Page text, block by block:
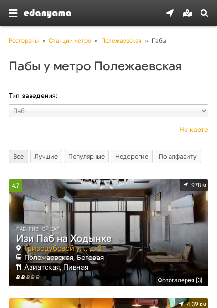
Рестораны » Станции метро » Полежаевская » Пабы
Пабы у метро Полежаевская
Тип заведения:
На карте
Все Лучшие Популярные Недорогие По алфавиту
4.7
Фотогалерея [3]
978 м
ПАБ, ПИВНОЙ БАР
Изи Паб на Ходынке
Гризодубовой ул., д. 2
Полежаевская, Беговая
Азиатская, Пивная
4.39 км